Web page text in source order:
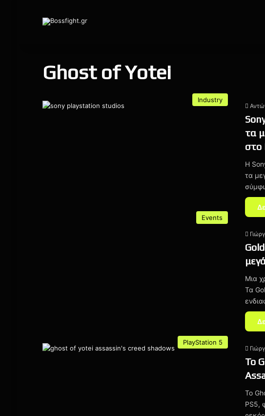
Ghost of Yotei
Industry
τα
στο
Η
τα
Events
Μια
Τα
PlayStation 5
Το
Το
PS5,